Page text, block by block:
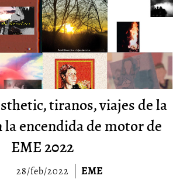
tiranos, viajes de la
la encendida de motor de
EME 2022
28/feb/2022 EME